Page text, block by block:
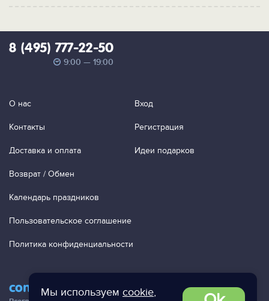
Мы используем cookie,
contact@ac-studio.ru
8 (495) 777-22-50
9:00 — 19:00
О нас
Контакты
Доставка и оплата
Возврат / Обмен
Календарь праздников
Пользовательское соглашение
Политика конфиденциальности
Вход
Регистрация
Идеи подарков